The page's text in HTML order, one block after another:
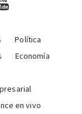
Política
Economía
en vivo